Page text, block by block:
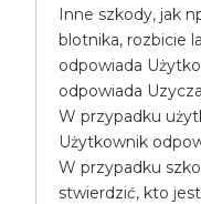
Inne szkody, jak
blotnika, rozbicie
odpowiada
odpowiada
W przypadku
Użytkownik
W przypadku
stwierdzić, kto